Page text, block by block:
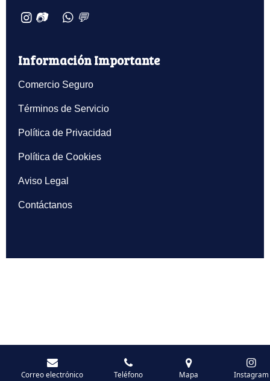
📷 💬
Información Importante
Comercio Seguro
Términos de Servicio
Política de Privacidad
Política de Cookies
Aviso Legal
Contáctanos
Correo electrónico Teléfono Mapa Instagram